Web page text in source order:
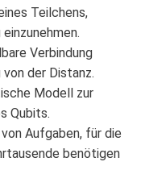
Teilchens,
Verbindung
der Distanz.
Modell zur
Qubits.
Aufgaben, für die
benötigen